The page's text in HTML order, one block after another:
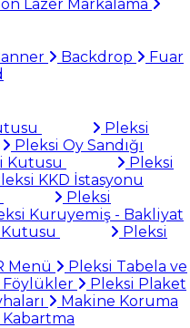
Lazer Markalama
Backdrop
Fuar
Pleksi
Pleksi Oy Sandığı
Kutusu
Pleksi
KKD İstasyonu
Pleksi
Kuruyemiş - Bakliyat
Pleksi
Menü
Pleksi Tabela ve
Föylükler
Pleksi Plaket
Makine Koruma